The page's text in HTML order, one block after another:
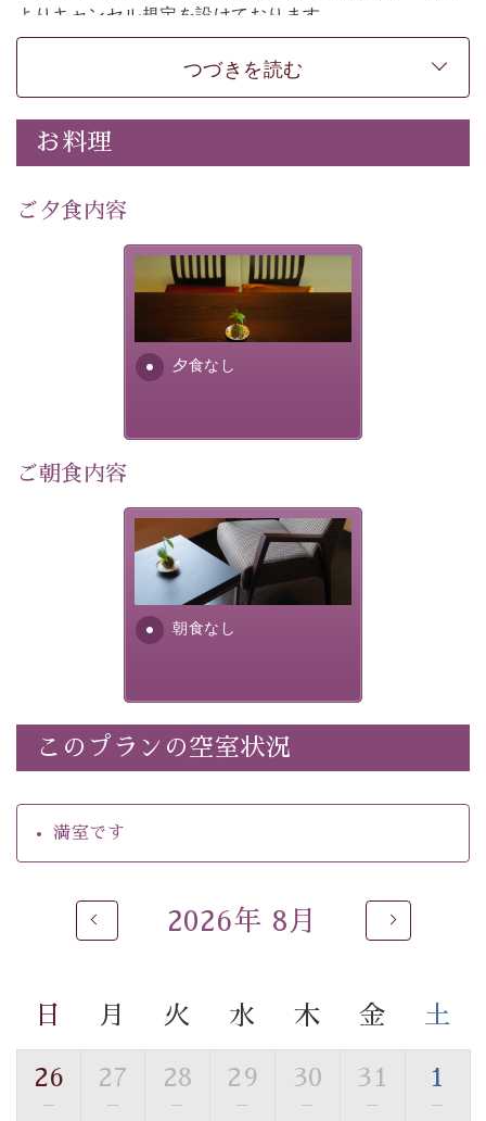
よりキャンセル規定を設けております。
※本プランは素泊まりのプランです。2食付きでご利用ご
【公式限定価格】早割プラン（30日前
まで）」をご利用ください。
上諏訪温泉しんゆでは、30日前までのご予約で、5%割
意しております。
諏訪湖の穏やかな景色、心身を解きほぐす温泉、そして
温かいおもてなし。ご滞在を楽しみに待つ日々が旅をよ
り特別なものにしてくれます。
早めのご予約で、お得に癒しのひとときをお過ごしくだ
個室料亭、貸切風呂のご利用が可能な上、 安心安全にご
滞在いただけるよう
徹底した衛生管理を行っております。
-------------------------------------------------
・宿泊料金5%OFF
・環境に配慮したアメニティをご用意
・館内フリーWi-Fi
・駐車場完備
・チェックイン15時、チェックアウト10時
自家源泉「美翠源泉」は酸化の進みが遅く新鮮で若返り
の効果が高い、極めて希有な源泉です。身も心も癒され
温泉の成分に合わせ、防菌防カビの特殊素材の畳を使
用。 足元が柔らかく、そして滑りにくい畳のお風呂で
す。
※男性大浴場までのご移動には階段がございます。 予め
つづきを読む
お料理
ご夕食内容
夕食なし
夕食なしご夕食を追加される
場合は、二食付きのプランを
お選びくださいませ。
ご朝食内容
朝食なし
朝食なし。ご朝食を付ける場
合は朝食付きのプランをお選
びくださいませ。
このプランの空室状況
満室です
2026年 8月
日 月 火 水 木 金 土
26
—
27
—
28
—
29
—
30
—
31
—
1
—